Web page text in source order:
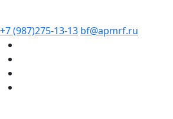
+7 (987)275-13-13 bf@apmrf.ru